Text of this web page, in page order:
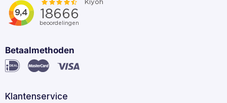
Betaalmethoden
Klantenservice